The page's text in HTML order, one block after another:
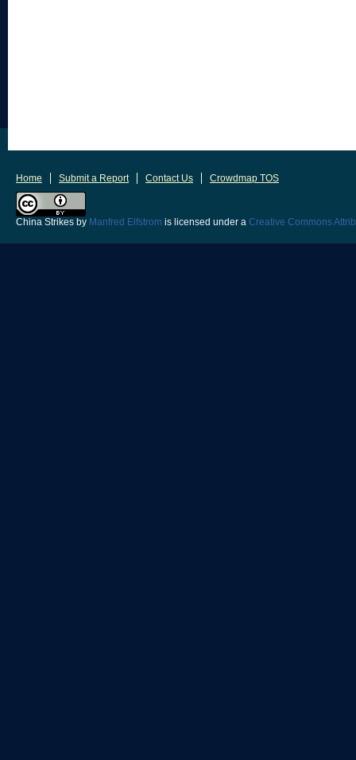
Home Submit a Report Contact Us Crowdmap TOS
China Strikes by Manfred Elfstrom is licensed under a Creative Commons